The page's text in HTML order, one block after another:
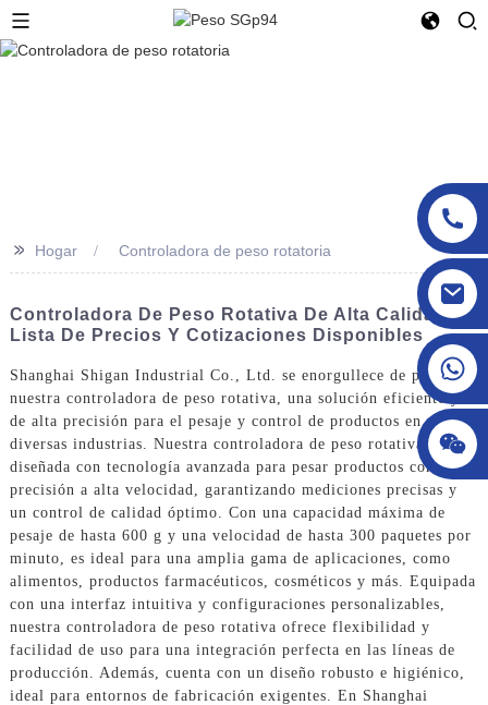
>> Hogar Controladora de peso rotatoria
Controladora De Peso Rotativa De Alta Calidad:
Lista De Precios Y Cotizaciones Disponibles
Shanghai Shigan Industrial Co., Ltd. se enorgullece de presentar
nuestra controladora de peso rotativa, una solución eficiente y
de alta precisión para el pesaje y control de productos en
diversas industrias. Nuestra controladora de peso rotativa está
diseñada con tecnología avanzada para pesar productos con
precisión a alta velocidad, garantizando mediciones precisas y
un control de calidad óptimo. Con una capacidad máxima de
pesaje de hasta 600 g y una velocidad de hasta 300 paquetes por
minuto, es ideal para una amplia gama de aplicaciones, como
alimentos, productos farmacéuticos, cosméticos y más. Equipada
con una interfaz intuitiva y configuraciones personalizables,
nuestra controladora de peso rotativa ofrece flexibilidad y
facilidad de uso para una integración perfecta en las líneas de
producción. Además, cuenta con un diseño robusto e higiénico,
ideal para entornos de fabricación exigentes. En Shanghai